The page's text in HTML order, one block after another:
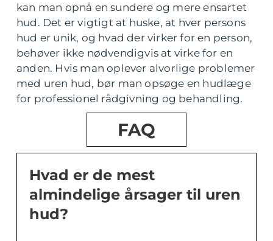
kan man opnå en sundere og mere ensartet
hud. Det er vigtigt at huske, at hver persons
hud er unik, og hvad der virker for en person,
behøver ikke nødvendigvis at virke for en
anden. Hvis man oplever alvorlige problemer
med uren hud, bør man opsøge en hudlæge
for professionel rådgivning og behandling.
FAQ
Hvad er de mest
almindelige årsager til uren
hud?